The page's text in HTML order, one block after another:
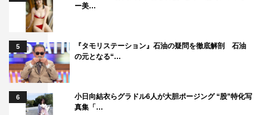
ー美…
5
『タモリステーション』石油の疑問を徹底解剖 石油
の元となる“…
6
小日向結衣らグラドル6人が大胆ポージング “股”特化写
真集「…